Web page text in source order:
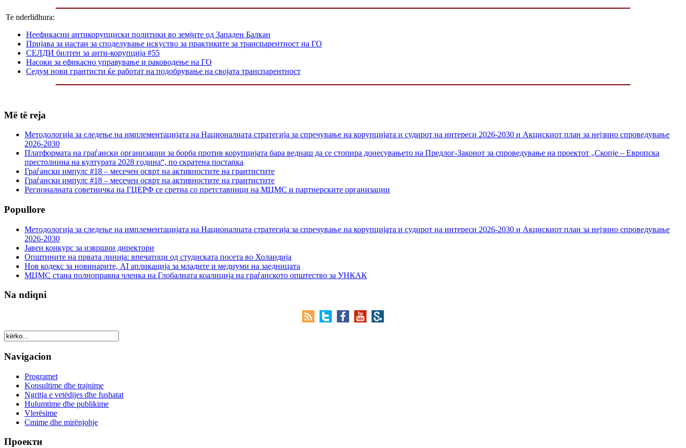
Te nderlidhura:
Неефикасни антикорупциски политики во земјите од Западен Балкан
Пријава за настан за споделување искуство за практиките за транспарентност на ГО
СЕЛДИ билтен за анти-корупција #55
Насоки за ефикасно управување и раководење на ГО
Седум нови грантисти ќе работат на подобрување на својата транспарентност
Më të reja
Методологија за следење на имплементацијата на Националната стратегија за спречување на корупцијата и судирот на интереси 2026-2030 и Акцискиот план за нејзино спроведување
2026-2030
Платформата на граѓански организации за борба против корупцијата бара веднаш да се стопира донесувањето на Предлог-Законот за спроведување на проектот „Скопје – Европска
престолнина на културата 2028 година“, по скратена постапка
Граѓански импулс #18 – месечен осврт на активностите на грантистите
Граѓански импулс #18 – месечен осврт на активностите на грантистите
Регионалната советничка на ГЦЕРФ се сретна со претставници на МЦМС и партнерските организации
Popullore
Методологија за следење на имплементацијата на Националната стратегија за спречување на корупцијата и судирот на интереси 2026-2030 и Акцискиот план за нејзино спроведување
2026-2030
Јавен конкурс за извршни директори
Општините на првата линија: впечатоци од студиската посета во Холандија
Нов кодекс за новинарите, AI апликација за младите и медиуми на заедницата
МЦМС стана полноправна членка на Глобалната коалиција на граѓанското општество за УНКАК
Na ndiqni
Navigacion
Programet
Konsultime dhe trajnime
Ngritja e vetëdijes dhe fushatat
Hulumtime dhe publikime
Vlerësime
Çmime dhe mirënjohje
Проекти